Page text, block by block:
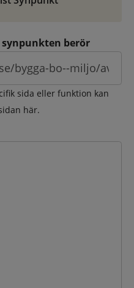
synpunkten berör
sida eller funktion kan
här.